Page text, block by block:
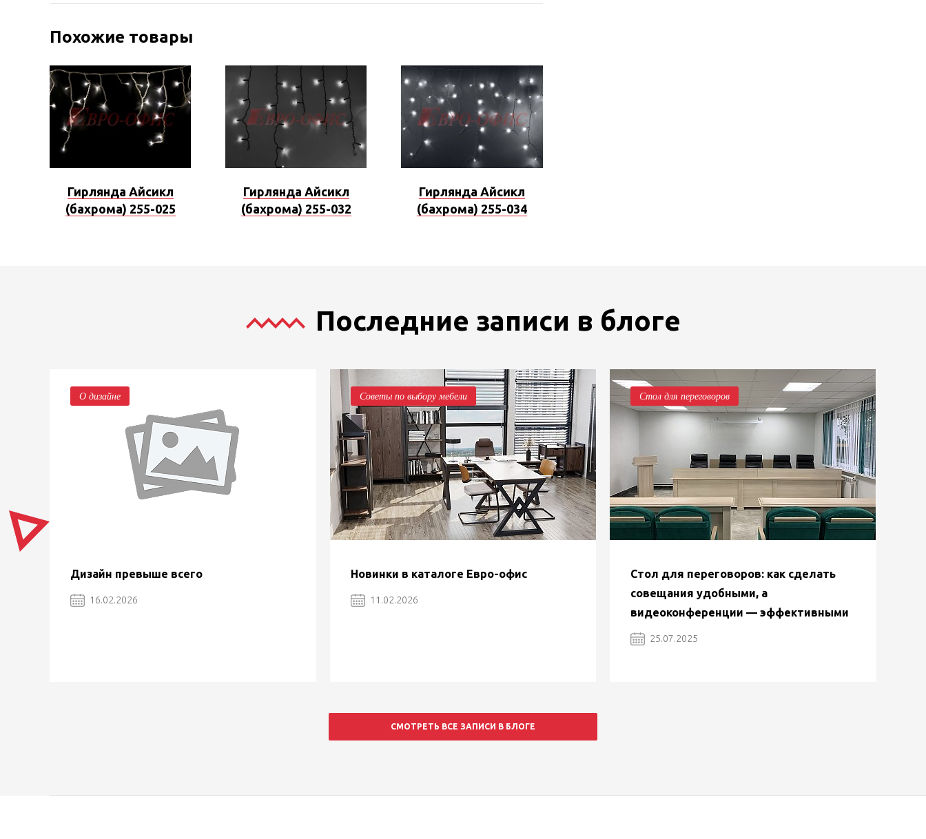
Похожие товары
Гирлянда Айсикл
(бахрома) 255-025
Гирлянда Айсикл
(бахрома) 255-032
Гирлянда Айсикл
(бахрома) 255-034
Последние записи в блоге
О дизайне
Дизайн превыше всего
16.02.2026
Советы по выбору мебели
Новинки в каталоге Евро-офис
11.02.2026
Стол для переговоров
Стол для переговоров: как сделать
совещания удобными, а
видеоконференции — эффективными
25.07.2025
СМОТРЕТЬ ВСЕ ЗАПИСИ В БЛОГЕ